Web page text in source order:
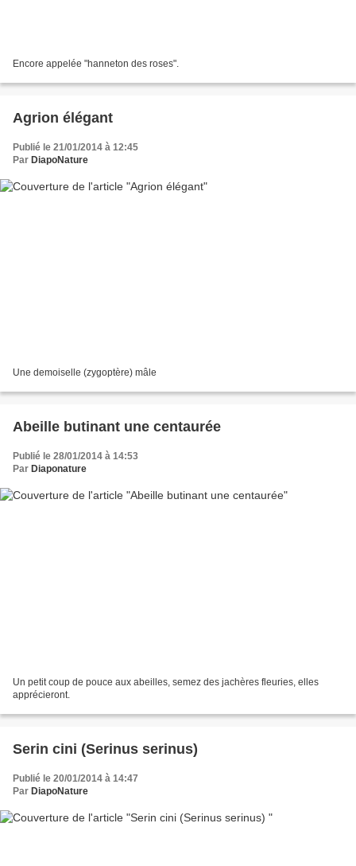
Encore appelée "hanneton des roses".
Agrion élégant
Publié le 21/01/2014 à 12:45
Par DiapoNature
Une demoiselle (zygoptère) mâle
Abeille butinant une centaurée
Publié le 28/01/2014 à 14:53
Par Diaponature
Un petit coup de pouce aux abeilles, semez des jachères fleuries, elles
apprécieront.
Serin cini (Serinus serinus)
Publié le 20/01/2014 à 14:47
Par DiapoNature